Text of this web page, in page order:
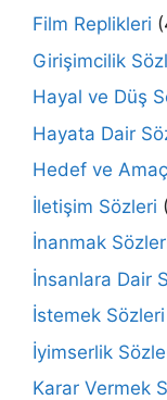
Film Replikleri
Girişimcilik
Hayal ve Düş
Hayata Dair
Hedef ve
İletişim Sözleri
İnanmak
İnsanlara Dair
İstemek Sözleri
İyimserlik
Karar Vermek